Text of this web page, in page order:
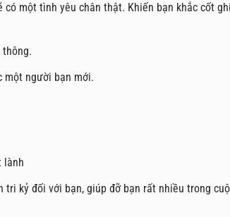
có một tình yêu chân thật. Khiến bạn khắc cốt
một người bạn mới.
lành
kỷ đối với bạn, giúp đỡ bạn rất nhiều trong